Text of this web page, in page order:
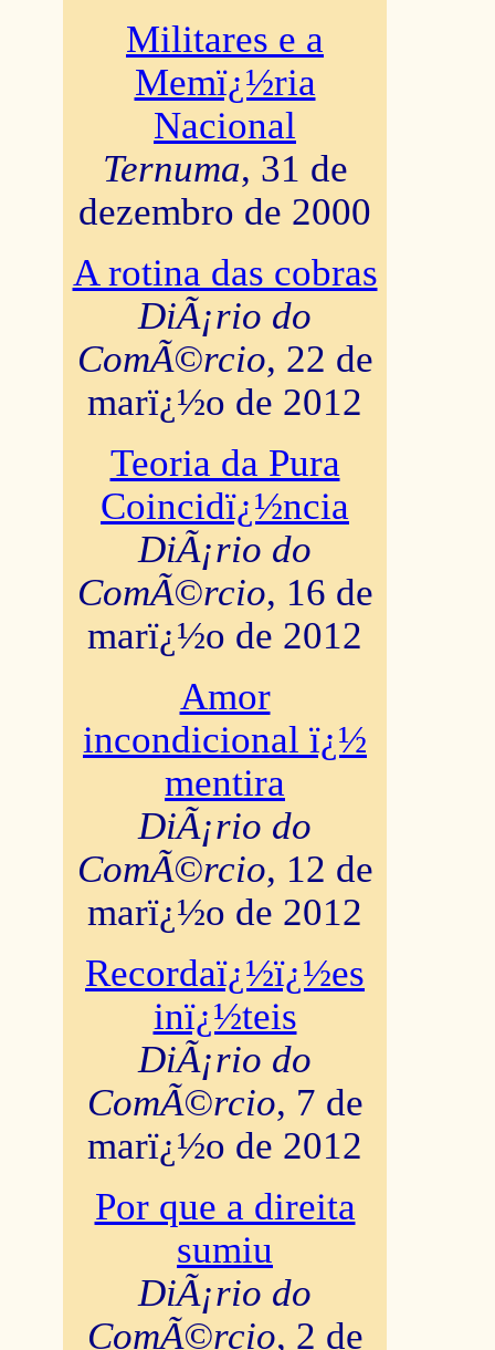
Militares e a
Memï¿½ria
Nacional
Ternuma, 31 de
dezembro de 2000
A rotina das cobras
DiÃ¡rio do
ComÃ©rcio, 22 de
marï¿½o de 2012
Teoria da Pura
Coincidï¿½ncia
DiÃ¡rio do
ComÃ©rcio, 16 de
marï¿½o de 2012
Amor
incondicional ï¿½
mentira
DiÃ¡rio do
ComÃ©rcio, 12 de
marï¿½o de 2012
Recordaï¿½ï¿½es
inï¿½teis
DiÃ¡rio do
ComÃ©rcio, 7 de
marï¿½o de 2012
Por que a direita
sumiu
DiÃ¡rio do
ComÃ©rcio, 2 de